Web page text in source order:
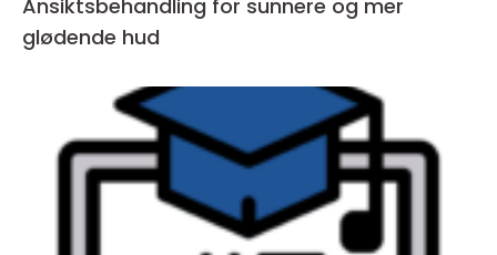
Ansiktsbehandling for sunnere og mer
glødende hud